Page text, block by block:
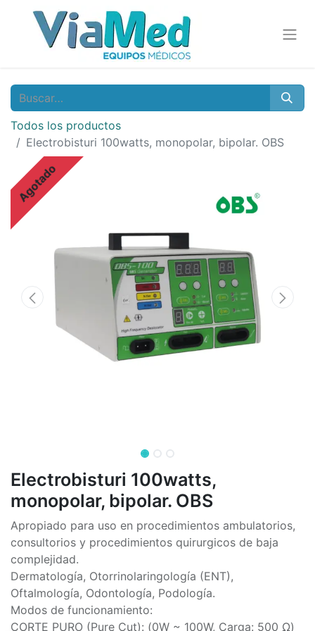
Todos los productos
Electrobisturi 100watts, monopolar, bipolar. OBS
Agotado
Electrobisturi 100watts,
monopolar, bipolar. OBS
Apropiado para uso en procedimientos ambulatorios,
consultorios y procedimientos quirurgicos de baja
complejidad.
Dermatología, Otorrinolaringología (ENT),
Oftalmología, Odontología, Podología.
Modos de funcionamiento:
CORTE PURO (Pure Cut): (0W ~ 100W, Carga: 500 Ω)